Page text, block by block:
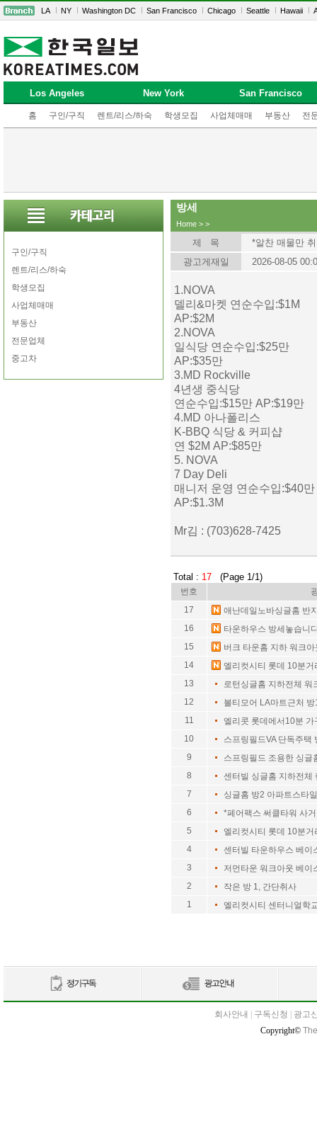
LA NY Washington DC San Francisco Chicago Seattle Hawaii
Los Angeles New York San Francisco
홈 구인/구직 렌트/리스/하숙 학생모집 사업체매매 부동산 전
구인/구직
렌트/리스/하숙
학생모집
사업체매매
부동산
전문업체
중고차
방세
Home > >
제 목
*알찬 매물만
광고게재일
2026-08-05
1.NOVA
델리&마켓 연순수입:$1M
AP:$2M
2.NOVA
일식당 연순수입:$25만
AP:$35만
3.MD Rockville
4년생 중식당
연순수입:$15만 AP:$19만
4.MD 아나폴리스
K-BBQ 식당 & 커피샵
연 $2M AP:$85만
5. NOVA
7 Day Deli
매니저 운영 연순수입:$40만
AP:$1.3M
Mr김 : (703)628-7425
Total : 17 (Page 1/1)
번호
17
애난데일노바싱글홈 반
16
타운하우스 방세놓습니
15
버크 타운홈 지하 워크아
14
엘리컷시티 롯데 10분거
13
로턴싱글홈 지하전체 워
12
볼티모어 LA마트근처 방
11
엘리콧 롯데에서10분 가
10
스프링필드VA 단독주택
9
스프링필드 조용한 싱글
8
센터빌 싱글홈 지하전체
7
싱글홈 방2 아파트스타일
6
*페어팩스 써클타워 사
5
엘리컷시티 롯데 10분거
4
센터빌 타운하우스 베이
3
저먼타운 워크아웃 베이
2
작은 방 1, 간단취사
1
엘리컷시티 센터니얼학
회사안내 구독신청
광고
Copyright©